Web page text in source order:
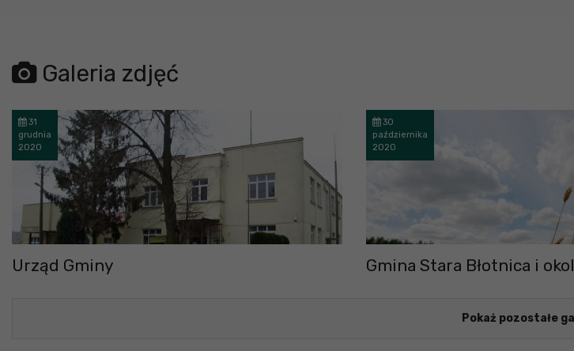
Galeria zdjęć
31
grudnia
2020
Urząd Gminy
30
października
2020
Gmina Stara Błotnica i
Pokaż pozostałe